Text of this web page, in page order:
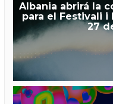
Albania abrirá la
para el Festivali i
27